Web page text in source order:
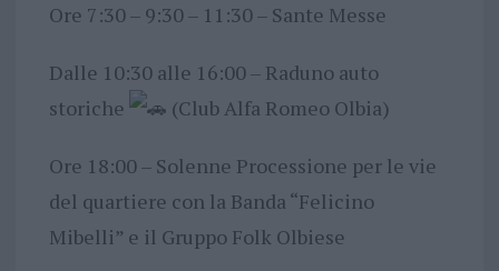
Ore 7:30 – 9:30 – 11:30 – Sante Messe
Dalle 10:30 alle 16:00 – Raduno auto
storiche
(Club Alfa Romeo Olbia)
Ore 18:00 – Solenne Processione per le vie
del quartiere con la Banda “Felicino
Mibelli” e il Gruppo Folk Olbiese